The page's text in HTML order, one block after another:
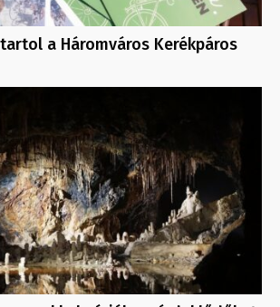
a Háromváros Kerékpáros